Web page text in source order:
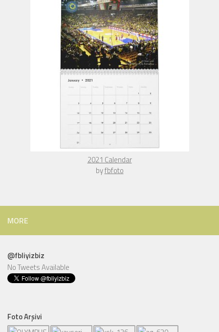
The Rising Sun Over Europe - Choreography Canvas Print
byfbfoto
MORE
@fbliyizbiz
No Tweets Available
Foto Arşivi